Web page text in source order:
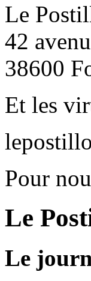
Le
42
38600
Et les
Pour
Le
Le